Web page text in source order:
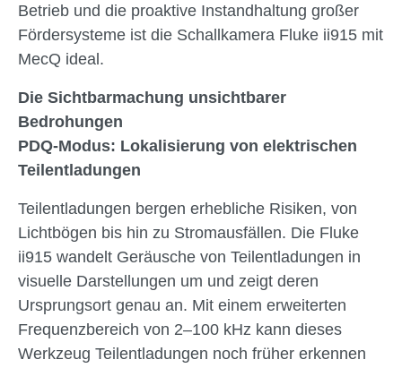
Betrieb und die proaktive Instandhaltung großer
Fördersysteme ist die Schallkamera Fluke ii915 mit
MecQ ideal.
Die Sichtbarmachung unsichtbarer
Bedrohungen
PDQ-Modus: Lokalisierung von elektrischen
Teilentladungen
Teilentladungen bergen erhebliche Risiken, von
Lichtbögen bis hin zu Stromausfällen. Die Fluke
ii915 wandelt Geräusche von Teilentladungen in
visuelle Darstellungen um und zeigt deren
Ursprungsort genau an. Mit einem erweiterten
Frequenzbereich von 2–100 kHz kann dieses
Werkzeug Teilentladungen noch früher erkennen